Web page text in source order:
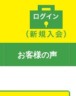
お客様の声